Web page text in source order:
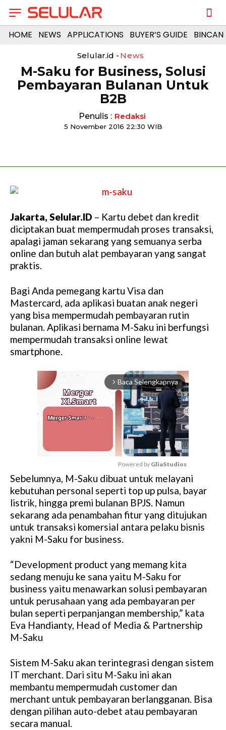
HOME NEWS APPLICATIONS BUYER’S GUIDE
Selular.id - News
M-Saku for Business, Solusi
Pembayaran Bulanan Untuk
B2B
Penulis : Redaksi
5 November 2016 22:30 WIB
Jakarta, Selular.ID – Kartu debet dan kredit
diciptakan buat mempermudah proses transaksi,
apalagi jaman sekarang yang semuanya serba
online dan butuh alat pembayaran yang sangat
praktis.
Bagi Anda pemegang kartu Visa dan
Mastercard, ada aplikasi buatan anak negeri
yang bisa mempermudah pembayaran rutin
bulanan. Aplikasi bernama M-Saku ini berfungsi
mempermudah transaksi online lewat
smartphone.
arrow_forward_ios Baca Selengkapnya
M
u
e
Powered by GliaStudios
Sebelumnya, M-Saku dibuat untuk melayani
kebutuhan personal seperti top up pulsa, bayar
listrik, hingga premi bulanan BPJS. Namun
sekarang ada penambahan fitur yang ditujukan
untuk transaksi komersial antara pelaku bisnis
yakni M-Saku for business.
“Development product yang memang kita
sedang menuju ke sana yaitu M-Saku for
business yaitu menawarkan solusi pembayaran
untuk perusahaan yang ada pembayaran per
bulan seperti perpanjangan membership,” kata
Eva Handianty, Head of Media & Partnership
M-Saku
Sistem M-Saku akan terintegrasi dengan sistem
IT merchant. Dari situ M-Saku ini akan
membantu mempermudah customer dan
merchant untuk pembayaran berlangganan. Bisa
dengan pilihan auto-debet atau pembayaran
secara manual.